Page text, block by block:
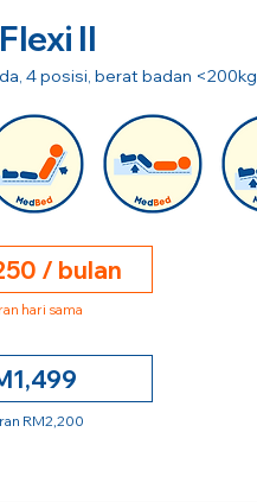
Flexi II
4 posisi, berat badan <200kg
/ bulan
hari sama
RM2,200